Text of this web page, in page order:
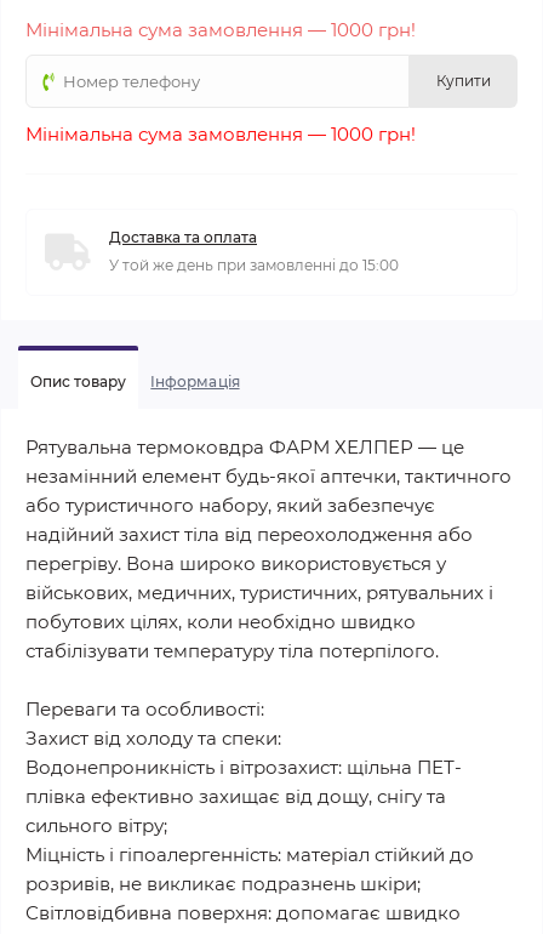
Мінімальна сума замовлення — 1000 грн!
Купити
Мінімальна сума замовлення — 1000 грн!
Доставка та оплата
У той же день при замовленні до 15:00
Опис товару Iнформація
Рятувальна термоковдра ФАРМ ХЕЛПЕР — це
незамінний елемент будь-якої аптечки, тактичного
або туристичного набору, який забезпечує
надійний захист тіла від переохолодження або
перегріву. Вона широко використовується у
військових, медичних, туристичних, рятувальних і
побутових цілях, коли необхідно швидко
стабілізувати температуру тіла потерпілого.
Переваги та особливості:
Захист від холоду та спеки:
Водонепроникність і вітрозахист: щільна ПЕТ-
плівка ефективно захищає від дощу, снігу та
сильного вітру;
Міцність і гіпоалергенність: матеріал стійкий до
розривів, не викликає подразнень шкіри;
Світловідбивна поверхня: допомагає швидко